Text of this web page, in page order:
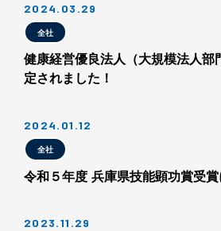
2024.03.29
全社
健康経営優良法人（大規模法人部
定されました！
2024.01.12
全社
令和５年度 兵庫県技能顕功賞受
2023.11.29